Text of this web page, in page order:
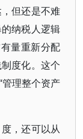
但还是不难
纳税人逻辑
量重新分配
度化。这个
理整个资产
，还可以从